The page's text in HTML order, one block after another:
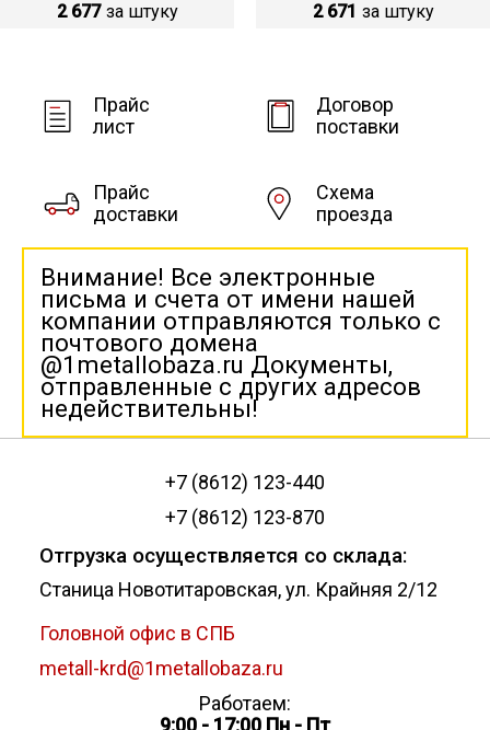
2 677 за штуку 2 671 за штуку
Прайс
лист
Договор
поставки
Прайс
доставки
Схема
проезда
Внимание! Все электронные
письма и счета от имени нашей
компании отправляются только с
почтового домена
@1metallobaza.ru Документы,
отправленные с других адресов
недействительны!
+7 (8612) 123-440
+7 (8612) 123-870
Отгрузка осуществляется со склада:
Станица Новотитаровская, ул. Крайняя 2/12
Головной офис в СПБ
metall-krd@1metallobaza.ru
Работаем: